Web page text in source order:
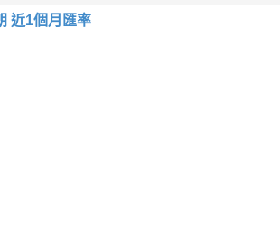
近1個月匯率